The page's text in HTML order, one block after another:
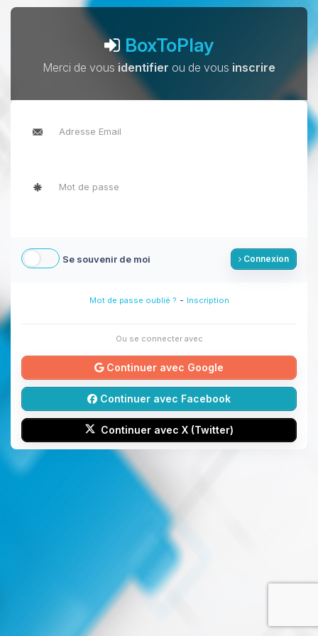
BoxToPlay
Merci de vous identifier ou de vous inscrire
Se souvenir de moi Connexion
Mot de passe oublié ? - Inscription
Ou se connecter avec
Continuer avec Google
Continuer avec Facebook
Continuer avec X (Twitter)